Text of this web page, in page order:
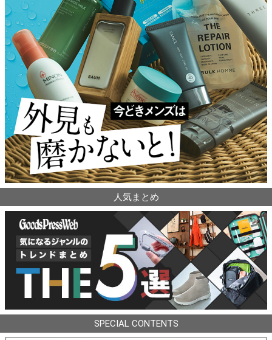
人気まとめ
SPECIAL CONTENTS